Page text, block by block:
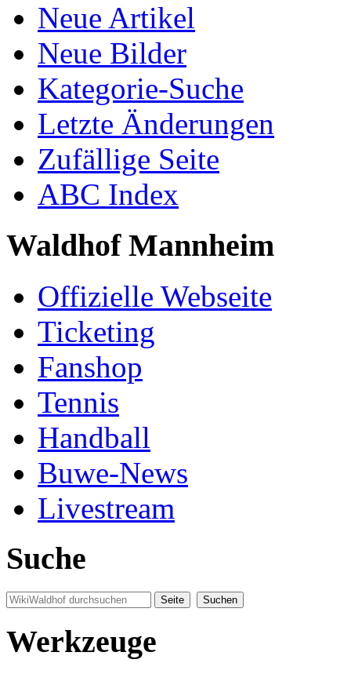
Neue Artikel
Neue Bilder
Kategorie-Suche
Letzte Änderungen
Zufällige Seite
ABC Index
Waldhof Mannheim
Offizielle Webseite
Ticketing
Fanshop
Tennis
Handball
Buwe-News
Livestream
Suche
Werkzeuge